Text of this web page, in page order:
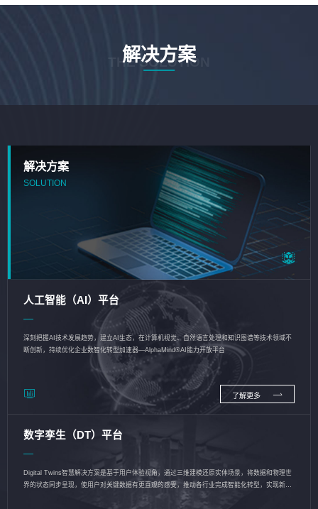
解决方案
THE SOLUTION
解决方案
SOLUTION
人工智能（AI）平台
深刻把握AI技术发展趋势，建立AI生态，在计算机视觉、自然语言处理和知识图谱等技术领域不
断创新，持续优化企业数智化转型加速器—AlphaMind®AI能力开放平台
了解更多
数字孪生（DT）平台
Digital Twins智慧解决方案是基于用户体验视角，通过三维建模还原实体场景，将数据和物理世
界的状态同步呈现，使用户对关键数据有更直观的感受，推动各行业完成智能化转型，实现新旧